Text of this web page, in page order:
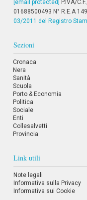
[email protected]
P.IVA/
01688500493 N° R.E.A
03/2011 del Registro
Sezioni
Cronaca
Nera
Sanità
Scuola
Porto & Economia
Politica
Sociale
Enti
Collesalvetti
Provincia
Link utili
Note legali
Informativa sulla Privacy
Informativa sui Cookie